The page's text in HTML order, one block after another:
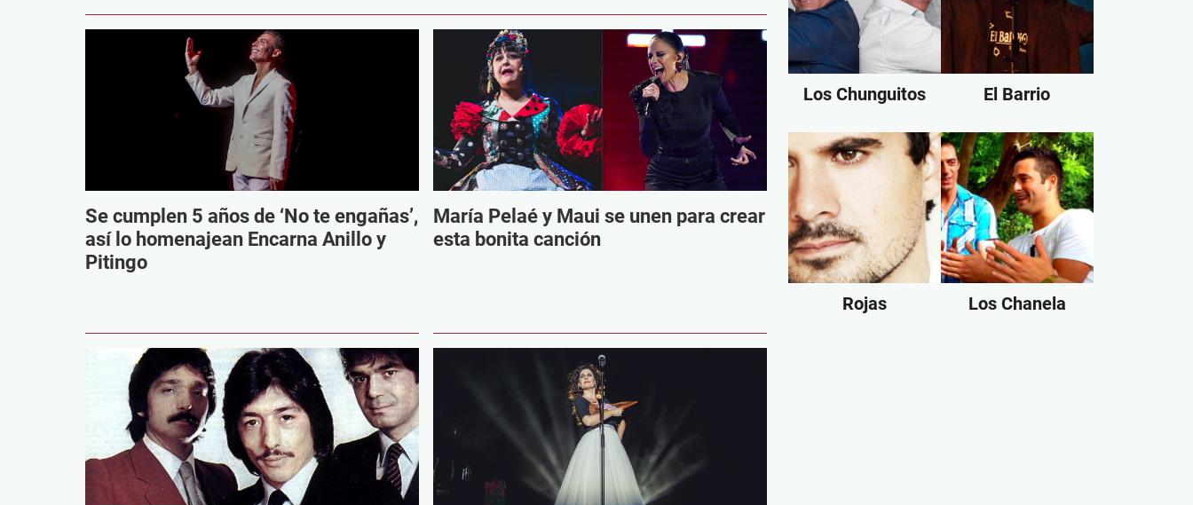
Se cumplen 5 años de ‘No te engañas’,
así lo homenajean Encarna Anillo y
Pitingo
María Pelaé y Maui se unen para crear
esta bonita canción
Los Chunguitos El Barrio
Rojas Los Chanela